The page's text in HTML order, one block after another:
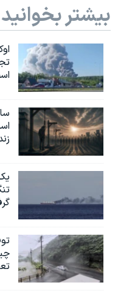
بیشتر بخوانید